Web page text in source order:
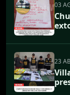
03
23